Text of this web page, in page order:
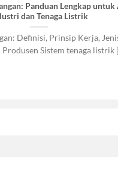
Panduan Lengkap
dan Tenaga Listrik
Definisi, Prinsip Kerja,
Sistem tenaga listrik